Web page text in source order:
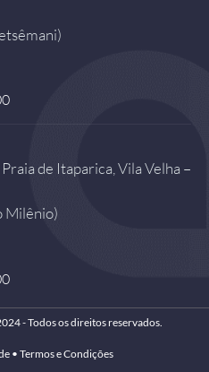
de Itaparica, Vila Velha –
Milênio)
- Todos os direitos reservados.
• Termos e Condições